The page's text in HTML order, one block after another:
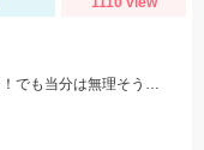
あと一歩で堤防から尺オーバーのメバル釣れそう！でも当分は無理そうです。